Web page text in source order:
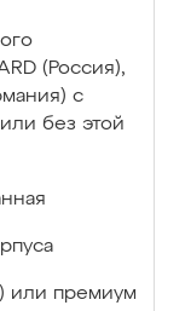
(Россия),
с
без этой
или премиум